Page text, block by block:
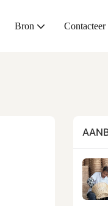
Bron Contacteer